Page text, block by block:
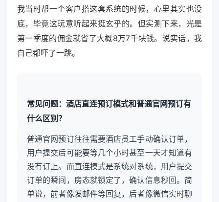
我当时帮一个客户搭这套系统的时候，心里其实也没
底，毕竟这玩意听起来挺玄乎的。但实测下来，光是
第一季度的佣金就省了大概8万7千块钱。说实话，我
自己都吓了一跳。
常见问题：酒店直连预订模式和普通官网预订有
什么区别？
普通官网预订往往需要酒店员工手动确认订单，
用户提交后可能要等几个小时甚至一天才知道有
没有订上。而直连模式是系统对系统，用户提交
订单的瞬间，房态就锁定了，确认信息秒回。简
单说，前者像发邮件等回复，后者像微信实时聊